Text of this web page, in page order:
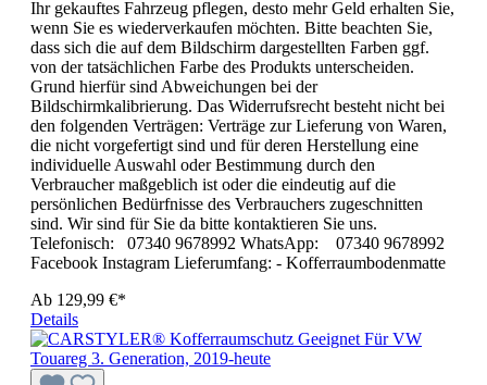
Ihr gekauftes Fahrzeug pflegen, desto mehr Geld erhalten Sie,
wenn Sie es wiederverkaufen möchten. Bitte beachten Sie,
dass sich die auf dem Bildschirm dargestellten Farben ggf.
von der tatsächlichen Farbe des Produkts unterscheiden.
Grund hierfür sind Abweichungen bei der
Bildschirmkalibrierung. Das Widerrufsrecht besteht nicht bei
den folgenden Verträgen: Verträge zur Lieferung von Waren,
die nicht vorgefertigt sind und für deren Herstellung eine
individuelle Auswahl oder Bestimmung durch den
Verbraucher maßgeblich ist oder die eindeutig auf die
persönlichen Bedürfnisse des Verbrauchers zugeschnitten
sind. Wir sind für Sie da bitte kontaktieren Sie uns.
Telefonisch: 07340 9678992 WhatsApp: 07340 9678992
Facebook Instagram Lieferumfang: - Kofferraumbodenmatte
Ab 129,99 €*
Details